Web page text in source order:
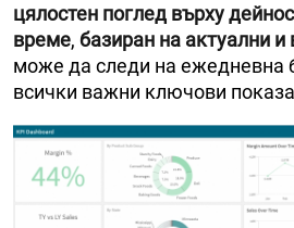
цялостен поглед върху
време, базиран на актуални и
може да следи на ежедневна
всички важни ключови